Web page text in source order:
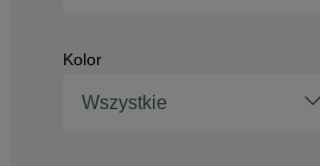
Kolor
Wszystkie